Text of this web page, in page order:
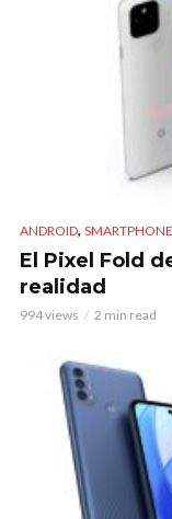
ANDROID,
El Pixel Fold
realidad
994 views 2 min read